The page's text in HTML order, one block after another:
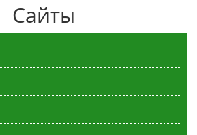
Сайты